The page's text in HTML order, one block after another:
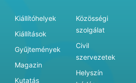
Kiállítóhelyek
Kiállítások
Gyűjtemények
Magazin
Kutatás
Közösségi
szolgálat
Civil
szervezetek
Helyszín